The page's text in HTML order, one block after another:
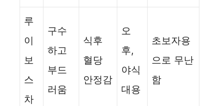
루
이
보
스
차
구수
하고
부드
러움
식후
혈당
안정감
오
후,
야식
대용
초보자용
으로 무난
함